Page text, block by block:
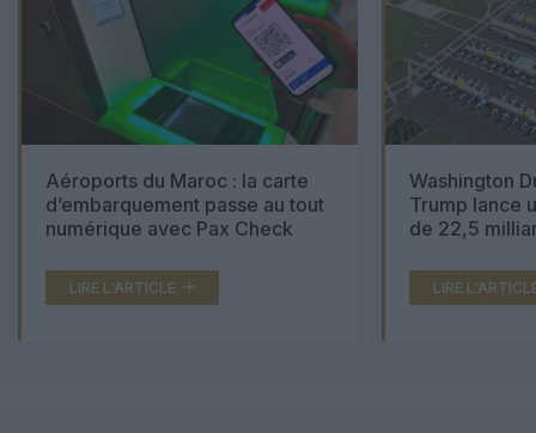
Aéroports du Maroc : la carte
d’embarquement passe au tout
numérique avec Pax Check
LIRE L'ARTICLE
Washington
Trump lance
de 22,5
LIRE